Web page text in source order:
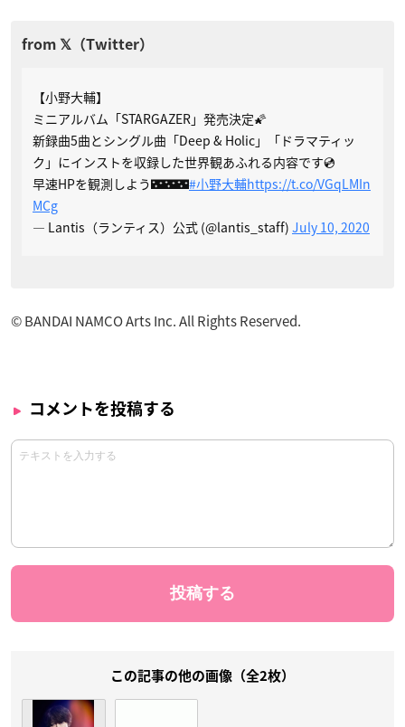
【小野大輔】
ミニアルバム「STARGAZER」発売決定🌠
新録曲5曲とシングル曲「Deep & Holic」「ドラマティッ
ク」にインストを収録した世界観あふれる内容です💿
早速HPを観測しよう🌃🌃🌃#小野大輔https://t.co/VGqLMIn
MCg
— Lantis（ランティス）公式 (@lantis_staff) July 10, 2020
© BANDAI NAMCO Arts Inc. All Rights Reserved.
コメントを投稿する
この記事の他の画像（全2枚）